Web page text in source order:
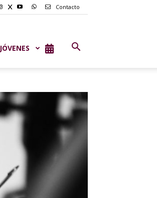
Contacto
JÓVENES